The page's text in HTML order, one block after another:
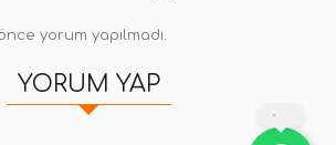
yorum yapılmadı.
YORUM YAP